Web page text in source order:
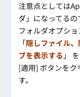
注意点としては
ダ」になってるの
フォルダオプショ
「隠しファイル
ブを表示する 」
[適用] ボタンをク
す。